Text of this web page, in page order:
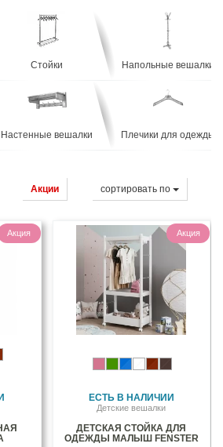
Стойки Напольные вешалки
Настенные вешалки Плечики для одежды
cортировать по
Акции
Акция Акция
ЕСТЬ В НАЛИЧИИ
Детские вешалки
ДЕТСКАЯ СТОЙКА ДЛЯ
ОДЕЖДЫ МАЛЫШ FENSTER